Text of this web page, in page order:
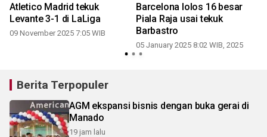
Atletico Madrid tekuk
Levante 3-1 di LaLiga
09 November 2025 7:05 WIB
Barcelona lolos 16 besar
Piala Raja usai tekuk
Barbastro
05 January 2025 8:02 WIB, 2025
Berita Terpopuler
AGM ekspansi bisnis dengan buka gerai di
Manado
19 jam lalu